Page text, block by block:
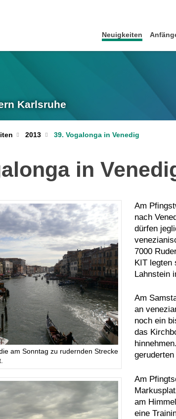
Neuigkeiten
Karlsruhe
2013 39. Vogalonga in Venedig
in
am Sonntag zu rudernden Strecke
Am
nach
dürfen
7000
KIT legten
Lahnstein
Am
an
noch ein
das
Am
am
eine